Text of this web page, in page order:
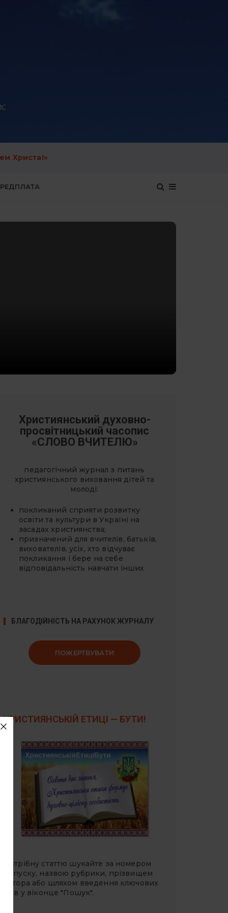
Христа!»
Християнський духовно-
просвітницький часопис
«СЛОВО ВЧИТЕЛЮ»
педагогічний журнал з питань
християнського виховання дітей та
молоді:
покликаний сприяти розвитку
освіти та культури в Україні на
засадах християнства;
призначений для вчителів, батьків,
вихователів, усіх, хто відчуває
покликання і бере на себе
відповідальність навчати інших
БЛАГОДІЙНІСТЬ НА РАХУНОК ЖУРНАЛУ
ПОЖЕРТВУВАТИ
ХРИСТИЯНСЬКІЙ ЕТИЦІ — БУТИ!
Потрібну статтю шукайте за номером
випуску, назвою рубрики, прізвищем
автора або шляхом введення ключових
слів у віконце "Пошук".